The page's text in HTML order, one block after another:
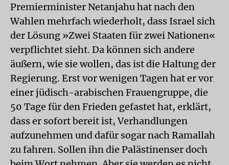
Premierminister Netanjahu hat nach den
Wahlen mehrfach wiederholt, dass Israel sich
der Lösung »Zwei Staaten für zwei Nationen«
verpflichtet sieht. Da können sich andere
äußern, wie sie wollen, das ist die Haltung der
Regierung. Erst vor wenigen Tagen hat er vor
einer jüdisch-arabischen Frauengruppe, die
50 Tage für den Frieden gefastet hat, erklärt,
dass er sofort bereit ist, Verhandlungen
aufzunehmen und dafür sogar nach Ramallah
zu fahren. Sollen ihn die Palästinenser doch